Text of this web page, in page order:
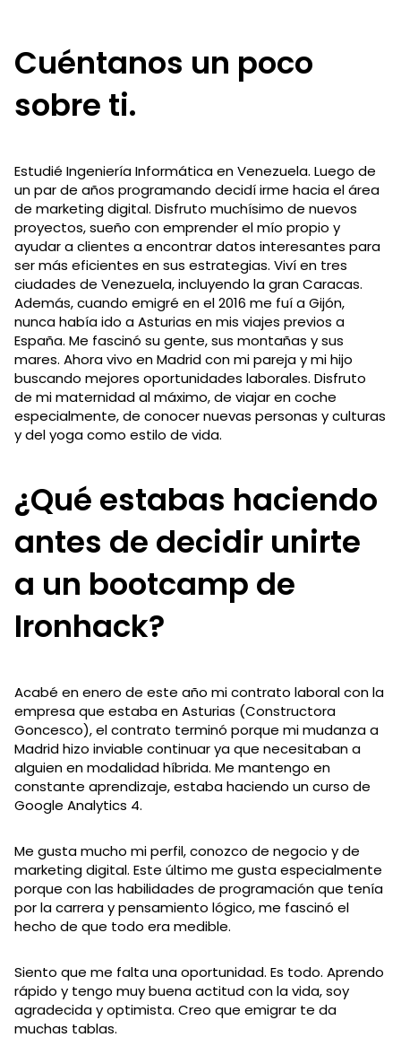
Cuéntanos un poco
sobre ti.
Estudié Ingeniería Informática en Venezuela. Luego de
un par de años programando decidí irme hacia el área
de marketing digital. Disfruto muchísimo de nuevos
proyectos, sueño con emprender el mío propio y
ayudar a clientes a encontrar datos interesantes para
ser más eficientes en sus estrategias. Viví en tres
ciudades de Venezuela, incluyendo la gran Caracas.
Además, cuando emigré en el 2016 me fuí a Gijón,
nunca había ido a Asturias en mis viajes previos a
España. Me fascinó su gente, sus montañas y sus
mares. Ahora vivo en Madrid con mi pareja y mi hijo
buscando mejores oportunidades laborales. Disfruto
de mi maternidad al máximo, de viajar en coche
especialmente, de conocer nuevas personas y culturas
y del yoga como estilo de vida.
¿Qué estabas haciendo
antes de decidir unirte
a un bootcamp de
Ironhack?
Acabé en enero de este año mi contrato laboral con la
empresa que estaba en Asturias (Constructora
Goncesco), el contrato terminó porque mi mudanza a
Madrid hizo inviable continuar ya que necesitaban a
alguien en modalidad híbrida. Me mantengo en
constante aprendizaje, estaba haciendo un curso de
Google Analytics 4.
Me gusta mucho mi perfil, conozco de negocio y de
marketing digital. Este último me gusta especialmente
porque con las habilidades de programación que tenía
por la carrera y pensamiento lógico, me fascinó el
hecho de que todo era medible.
Siento que me falta una oportunidad. Es todo. Aprendo
rápido y tengo muy buena actitud con la vida, soy
agradecida y optimista. Creo que emigrar te da
muchas tablas.